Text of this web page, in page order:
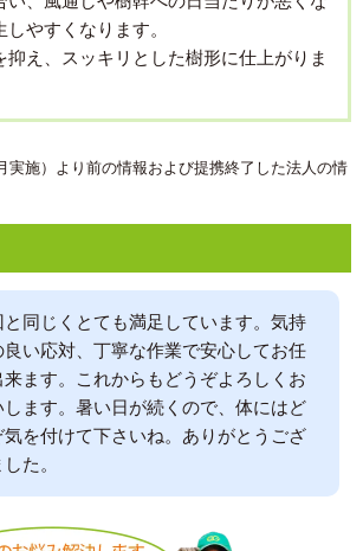
やすくなります。
抑え、スッキリとした樹形に仕上がりま
実施）より前の情報および提携終了した法人の情
と同じくとても満足しています。気持
良い応対、丁寧な作業で安心してお任
来ます。これからもどうぞよろしくお
します。暑い日が続くので、体にはど
気を付けて下さいね。ありがとうござ
た。